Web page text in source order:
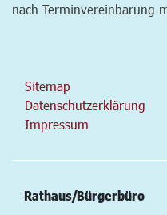
nach Terminvereinbarung
Sitemap
Datenschutzerklärung
Impressum
Rathaus/Bürgerbüro